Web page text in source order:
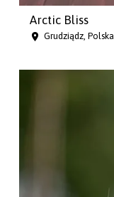
Arctic Bliss
Grudziądz, Polska